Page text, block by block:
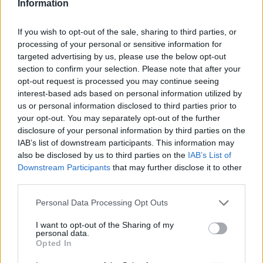
Information
If you wish to opt-out of the sale, sharing to third parties, or
processing of your personal or sensitive information for
targeted advertising by us, please use the below opt-out
section to confirm your selection. Please note that after your
opt-out request is processed you may continue seeing
interest-based ads based on personal information utilized by
us or personal information disclosed to third parties prior to
your opt-out. You may separately opt-out of the further
disclosure of your personal information by third parties on the
IAB’s list of downstream participants. This information may
also be disclosed by us to third parties on the IAB’s List of
Downstream Participants that may further disclose it to other
Personal Data Processing Opt Outs
I want to opt-out of the Sharing of my
personal data.
Opted In
týdny. Novinářům to řekl ředitel zooparku Vít Lukáš, podle kterého
Zoo Ostrava odchovává čtyři mláďata vzácných oslů
onagerů
26.7.2026 01:16 | OSTRAVA ( ČTK)
Zoo Ostrava odchovává čtyři
mláďata vzácných oslů
onagerů. Jde o nejohroženější
poddruh divokého asijského
osla. V zahradě žije
dvanáctičlenné stádo, které je tak nejpočetnější v Evropě.
Novinářům to sdělila mluvčí zahrady Šárka Nováková. V přírodě se
vyskytuje jen okolo 1200 jedinců tohoto kriticky ohroženého
zvířete.
Polička na Svitavsku staví v Liboháji pietní místo na
26.7.2026 00:36 | POLIČKA ( ČTK
Diskuse: 17